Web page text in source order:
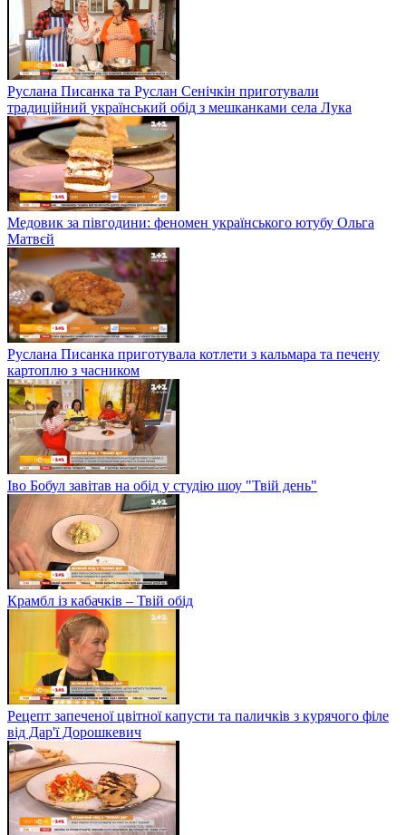
Руслана Писанка та Руслан Сенічкін приготували
традиційний український обід з мешканками села Лука
Медовик за півгодини: феномен українського ютубу Ольга
Матвєй
Руслана Писанка приготувала котлети з кальмара та печену
картоплю з часником
Іво Бобул завітав на обід у студію шоу "Твій день"
Крамбл із кабачків – Твій обід
Рецепт запеченої цвітної капусти та паличків з курячого філе
від Дар'ї Дорошкевич